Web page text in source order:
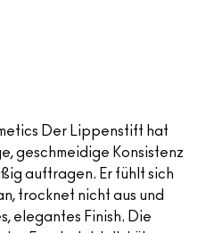
Der Lippenstift hat
geschmeidige Konsistenz
auftragen. Er fühlt sich
trocknet nicht aus und
elegantes Finish. Die